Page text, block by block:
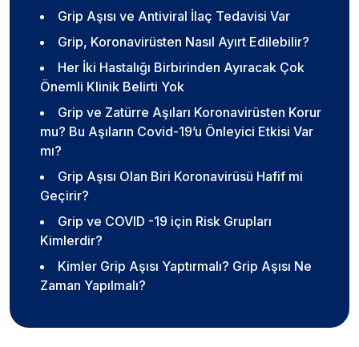
Grip Aşısı ve Antiviral İlaç Tedavisi Var
Grip, Koronavirüsten Nasıl Ayırt Edilebilir?
Her İki Hastalığı Birbirinden Ayıracak Çok
Önemli Klinik Belirti Yok
Grip ve Zatürre Aşıları Koronavirüsten Korur
mu? Bu Aşıların Covid-19’u Önleyici Etkisi Var
mı?
Grip Aşısı Olan Biri Koronavirüsü Hafif mi
Geçirir?
Grip ve COVID -19 için Risk Grupları
Kimlerdir?
Kimler Grip Aşısı Yaptırmalı? Grip Aşısı Ne
Zaman Yapılmalı?